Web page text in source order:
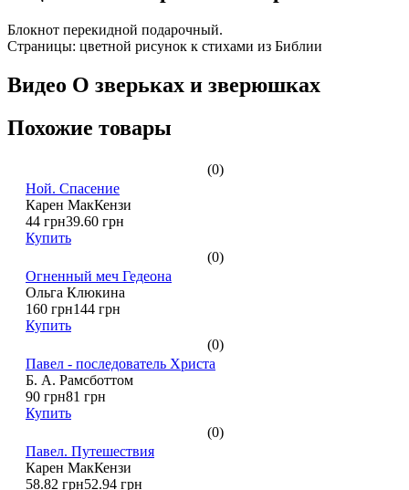
Блокнот перекидной подарочный.
Страницы: цветной рисунок к стихами из Библии
Видео О зверьках и зверюшках
Похожие товары
(0)
Ной. Спасение
Карен МакКензи
44 грн39.60 грн
Купить
(0)
Огненный меч Гедеона
Ольга Клюкина
160 грн144 грн
Купить
(0)
Павел - последователь Христа
Б. А. Рамсботтом
90 грн81 грн
Купить
(0)
Павел. Путешествия
Карен МакКензи
58.82 грн52.94 грн